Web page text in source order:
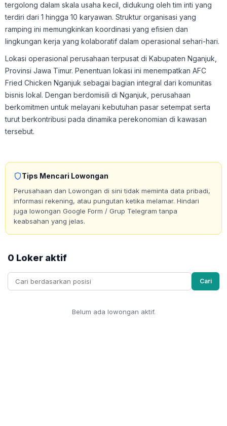
tergolong dalam skala usaha kecil, didukung oleh tim inti yang
terdiri dari 1 hingga 10 karyawan. Struktur organisasi yang
ramping ini memungkinkan koordinasi yang efisien dan
lingkungan kerja yang kolaboratif dalam operasional sehari-hari.
Lokasi operasional perusahaan terpusat di Kabupaten Nganjuk,
Provinsi Jawa Timur. Penentuan lokasi ini menempatkan AFC
Fried Chicken Nganjuk sebagai bagian integral dari komunitas
bisnis lokal. Dengan berdomisili di Nganjuk, perusahaan
berkomitmen untuk melayani kebutuhan pasar setempat serta
turut berkontribusi pada dinamika perekonomian di kawasan
tersebut.
Tips Mencari Lowongan
Perusahaan dan Lowongan di sini tidak meminta data pribadi,
informasi rekening, atau pungutan ketika melamar. Hindari
juga lowongan Google Form / Grup Telegram tanpa
keabsahan yang jelas.
0 Loker aktif
Cari
Belum ada lowongan aktif.